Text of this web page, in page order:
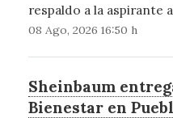
respaldo a la aspirante
08 Ago, 2026 16:50 h
Sheinbaum
Bienestar en